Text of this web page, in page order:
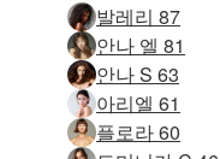
발레리 87
안나 엘 81
안나 S 63
아리엘 61
플로라 60